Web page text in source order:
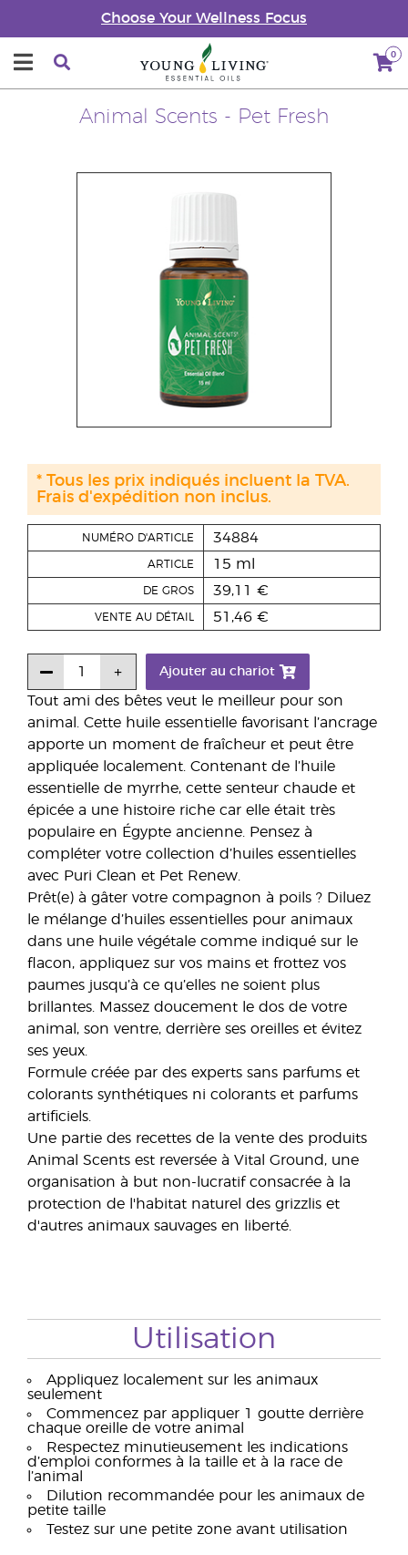
Choose Your Wellness Focus
0
Animal Scents - Pet Fresh
Tout ami des bêtes veut le meilleur pour son
animal. Cette huile essentielle favorisant l’ancrage
apporte un moment de fraîcheur et peut être
appliquée localement. Contenant de l’huile
essentielle de myrrhe, cette senteur chaude et
épicée a une histoire riche car elle était très
populaire en Égypte ancienne. Pensez à
compléter votre collection d’huiles essentielles
avec Puri Clean et Pet Renew.
Prêt(e) à gâter votre compagnon à poils ? Diluez
le mélange d’huiles essentielles pour animaux
dans une huile végétale comme indiqué sur le
flacon, appliquez sur vos mains et frottez vos
paumes jusqu’à ce qu’elles ne soient plus
brillantes. Massez doucement le dos de votre
animal, son ventre, derrière ses oreilles et évitez
ses yeux.
Formule créée par des experts sans parfums et
colorants synthétiques ni colorants et parfums
artificiels.
Une partie des recettes de la vente des produits
Animal Scents est reversée à Vital Ground, une
organisation à but non-lucratif consacrée à la
protection de l'habitat naturel des grizzlis et
d'autres animaux sauvages en liberté.
NUMÉRO D'ARTICLE 34884
ARTICLE 15 ml
DE GROS 39,11 €
VENTE AU DÉTAIL 51,46 €
Ajouter au chariot
* Tous les prix indiqués incluent la TVA.
Frais d'expédition non inclus.
Utilisation
Appliquez localement sur les animaux
seulement
Commencez par appliquer 1 goutte derrière
chaque oreille de votre animal
Respectez minutieusement les indications
d’emploi conformes à la taille et à la race de
l’animal
Dilution recommandée pour les animaux de
petite taille
Testez sur une petite zone avant utilisation